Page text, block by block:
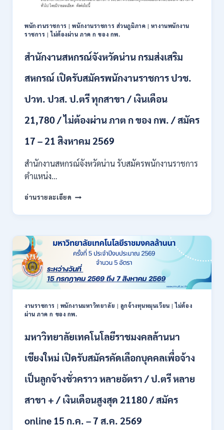
ปวส.
ป.ตรี
หลาย
+
เงิน
17700
–
71500
/
ต้อง
ภาค
กพ.
สมัคร
17
–
28
สิงหาคม
2569
พนักงานราชการ |พนักงานราชการ ส่วนภูมิภาค | หางานพนักงาน
ราชการ |ไม่ต้องผ่าน ภาค ก ของ กพ.
สำนักงานสหกรณ์จังหวัดน่าน กรมส่งเสริม
สหกรณ์ เปิดรับสมัครพนักงานราชการ ปวช.
ปวท. ปวส. ป.ตรี ทุกสาขา / เงินเดือน
21,780 / ไม่ต้องผ่าน ภาต ก ของ กพ. / สมัคร
17 – 21 สิงหาคม 2569
สำนักงานสหกรณ์จังหวัดน่าน รับสมัครพนักงานราชการ
ตำแหน่ง…
อ่านรายละเอียด สำนักงาน
จังหวัด
กรม
ส่ง
เสริม
สหกรณ์
เปิด
รับ
พนักงาน
ราชการ
ปวท.
ป.ตรี
สาขา
/
เงิน
เดือน
/
งานราชการ | พนักงานมหาวิทยาลัย | ลูกจ้างทุนหมุนเวียน |ไม่ต้อง
ผ่าน ภาค ก ของ กพ.
มหาวิทยาลัยเทคโนโลยีราชมงคลล้านนา
เชียงใหม่ เปิดรับสมัครคัดเลือกบุคคลเพื่อจ้าง
เป็นลูกจ้างชั่วคราว หลายอัตรา / ป.ตรี หลาย
สาขา + / เงินเดือนสูงสุด 21180 / สมัคร
online 15 ก.ค. – 7 ส.ค. 2569